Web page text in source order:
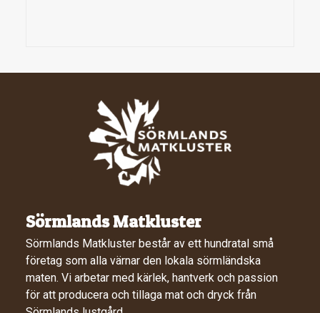
Sörmlands Matkluster
Sörmlands Matkluster består av ett hundratal små
företag som alla värnar den lokala sörmländska
maten. Vi arbetar med kärlek, hantverk och passion
för att producera och tillaga mat och dryck från